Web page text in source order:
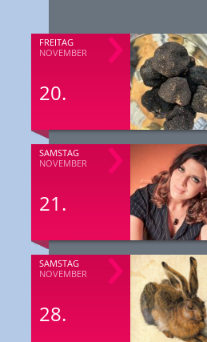
FREITAG
NOVEMBER
20.
SAMSTAG
NOVEMBER
21.
SAMSTAG
NOVEMBER
28.